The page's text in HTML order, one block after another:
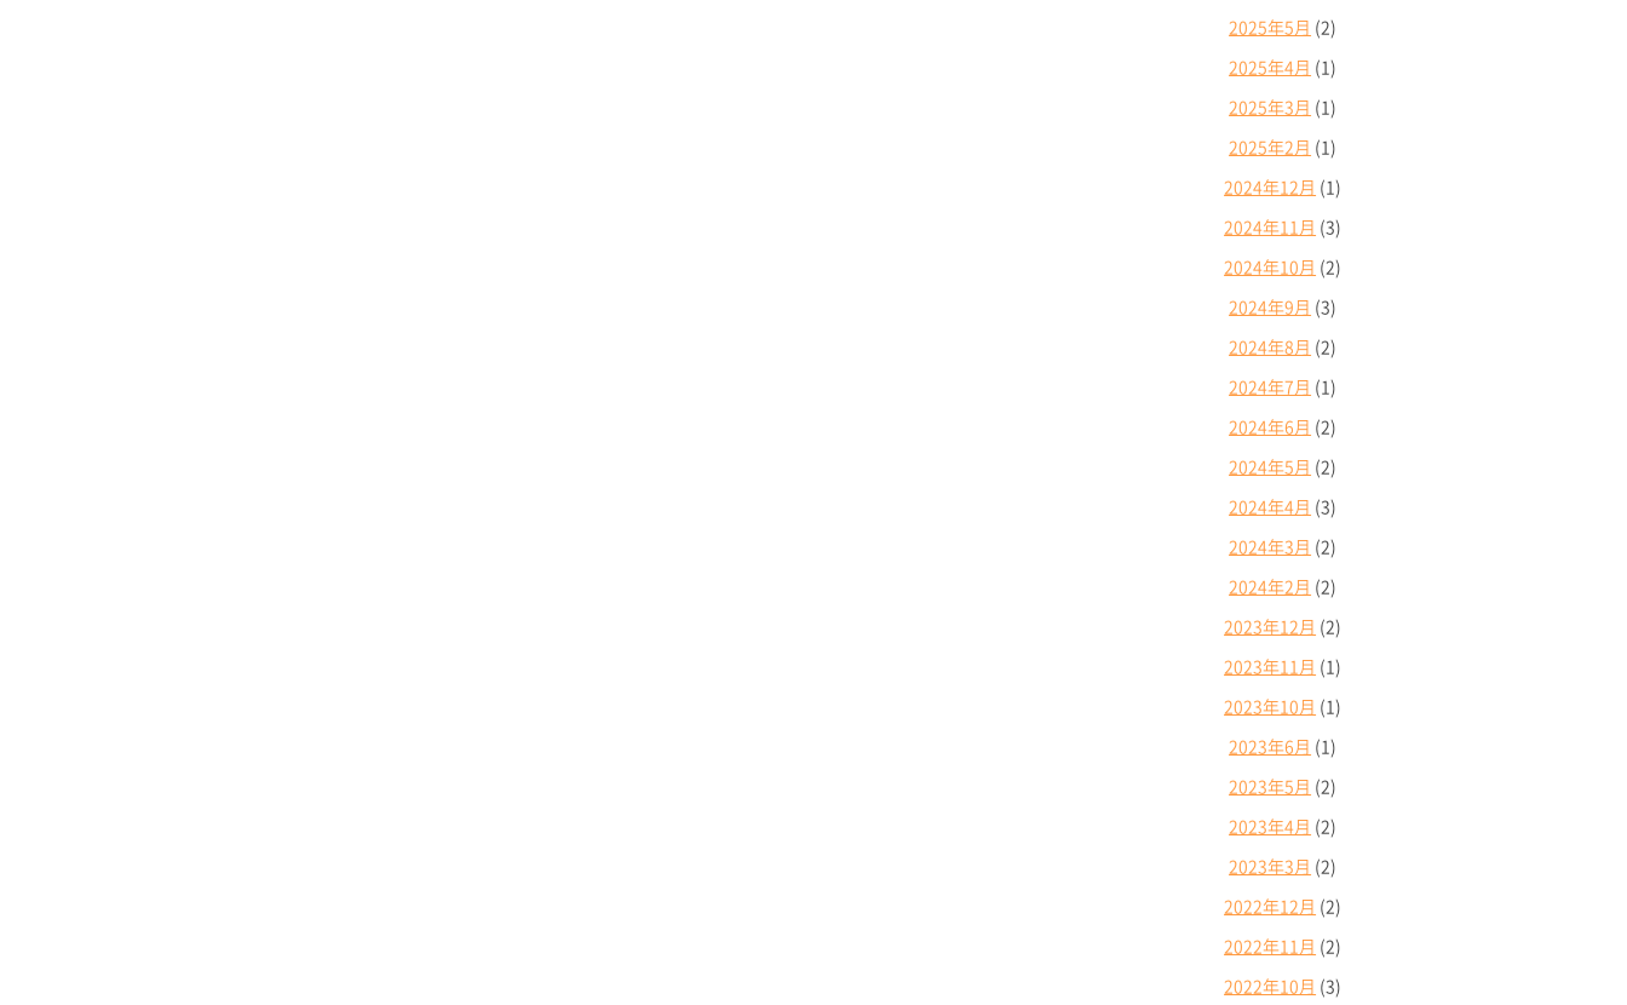
2025年5月 (2)
2025年4月 (1)
2025年3月 (1)
2025年2月 (1)
2024年12月 (1)
2024年11月 (3)
2024年10月 (2)
2024年9月 (3)
2024年8月 (2)
2024年7月 (1)
2024年6月 (2)
2024年5月 (2)
2024年4月 (3)
2024年3月 (2)
2024年2月 (2)
2023年12月 (2)
2023年11月 (1)
2023年10月 (1)
2023年6月 (1)
2023年5月 (2)
2023年4月 (2)
2023年3月 (2)
2022年12月 (2)
2022年11月 (2)
2022年10月 (3)